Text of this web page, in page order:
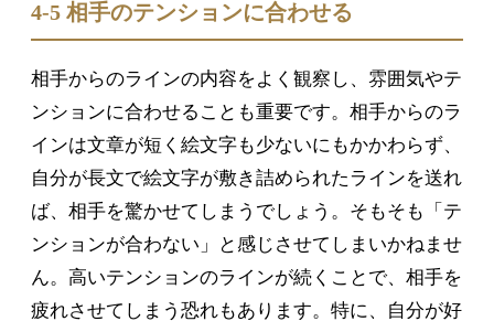
4-5 相手のテンションに合わせる
相手からのラインの内容をよく観察し、雰囲気やテ
ンションに合わせることも重要です。相手からのラ
インは文章が短く絵文字も少ないにもかかわらず、
自分が長文で絵文字が敷き詰められたラインを送れ
ば、相手を驚かせてしまうでしょう。そもそも「テ
ンションが合わない」と感じさせてしまいかねませ
ん。高いテンションのラインが続くことで、相手を
疲れさせてしまう恐れもあります。特に、自分が好